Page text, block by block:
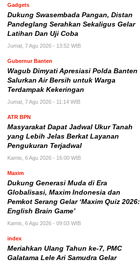
Gadgets
Dukung Swasembada Pangan, Distan
Pandeglang Serahkan Sekaligus Gelar
Latihan Dan Uji Coba
Jumat, 7 Agu 2026 - 13:52 WIB
Gubernur Banten
Wagub Dimyati Apresiasi Polda Banten
Salurkan Air Bersih untuk Warga
Terdampak Kekeringan
Jumat, 7 Agu 2026 - 11:14 WIB
ATR BPN
Masyarakat Dapat Jadwal Ukur Tanah
yang Lebih Jelas Berkat Layanan
Pengukuran Terjadwal
Kamis, 6 Agu 2026 - 16:00 WIB
Maxim
Dukung Generasi Muda di Era
Globalisasi, Maxim Indonesia dan
Pemkot Serang Gelar ‘Maxim Quiz 2026:
English Brain Game’
Kamis, 6 Agu 2026 - 09:03 WIB
index
Meriahkan Ulang Tahun ke-7, PMC
Galatama Lele Ari Samudra Gelar